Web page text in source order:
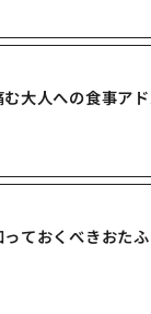
大人への食事ア
ておくべきおた